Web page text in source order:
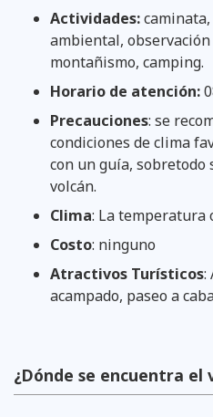
Actividades:
ambiental,
montañismo, camping.
Horario de atención:
Precauciones: se
condiciones de clima
con un guía, sobretodo
volcán.
Clima: La temperatura
Costo: ninguno
Atractivos Turísticos:
acampado, paseo a
¿Dónde se encuentra el